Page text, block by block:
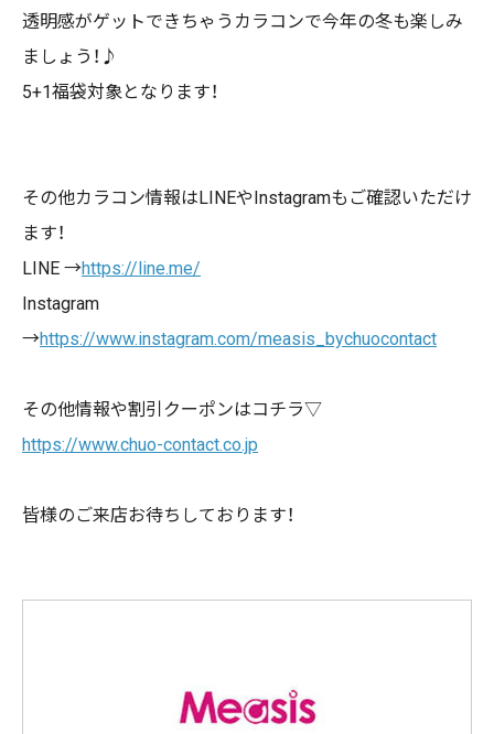
透明感がゲットできちゃうカラコンで今年の冬も楽しみ
ましょう！♪
5+1福袋対象となります！
その他カラコン情報はLINEやInstagramもご確認いただけ
ます！
LINE →https://line.me/
Instagram
→https://www.instagram.com/measis_bychuocontact
その他情報や割引クーポンはコチラ▽
https://www.chuo-contact.co.jp
皆様のご来店お待ちしております！